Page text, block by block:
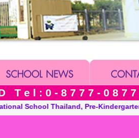
T e l : 0 - 8 7 7 7 - 0 8 7 7
and Grade in Khon Kaen